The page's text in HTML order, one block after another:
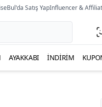
Satış YapInfluencer &
AYAKKABI İNDIRIM